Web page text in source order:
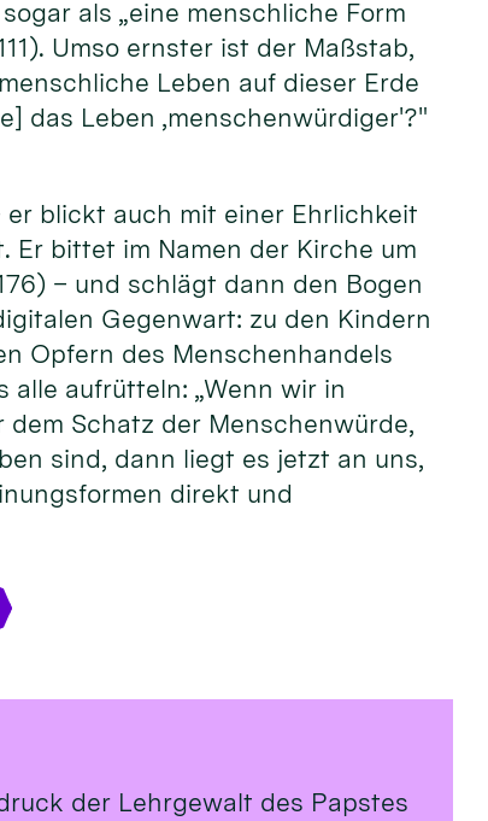
als „eine menschliche Form
Umso ernster ist der Maßstab,
Leben auf dieser Erde
das Leben ‚menschenwürdiger'?"
blickt auch mit einer Ehrlichkeit
bittet im Namen der Kirche um
– und schlägt dann den Bogen
Gegenwart: zu den Kindern
Opfern des Menschenhandels
aufrütteln: „Wenn wir in
Schatz der Menschenwürde,
sind, dann liegt es jetzt an uns,
direkt und
der Lehrgewalt des Papstes